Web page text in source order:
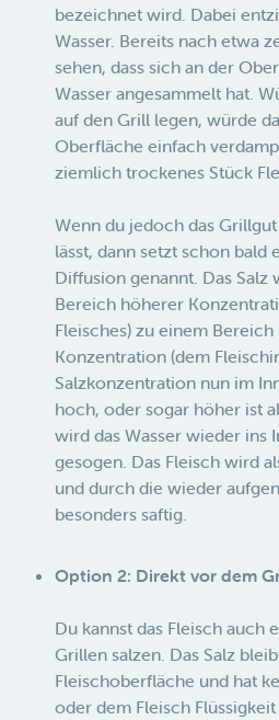
bezeichnet wird. Dabei
Wasser. Bereits nach etwa
sehen, dass sich an der
Wasser angesammelt hat.
auf den Grill legen, würde
Oberfläche einfach
ziemlich trockenes Stück
Wenn du jedoch das
lässt, dann setzt schon bald
Diffusion genannt. Das Salz
Bereich höherer
Fleisches) zu einem
Konzentration (dem
Salzkonzentration nun im
hoch, oder sogar höher ist
wird das Wasser wieder ins
gesogen. Das Fleisch wird
und durch die wieder
besonders saftig.
Option 2: Direkt vor dem
Du kannst das Fleisch auch
Grillen salzen. Das Salz
Fleischoberfläche und hat
oder dem Fleisch